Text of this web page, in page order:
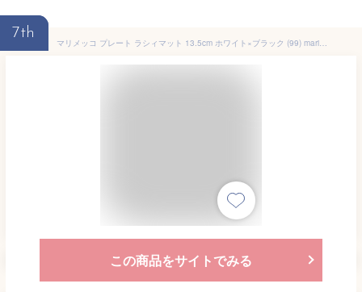
7th
マリメッコ プレート ラシィマット 13.5cm ホワイト×ブラック (99) marimekko RASYMATTO【69071】_dp10
この商品をサイトでみる